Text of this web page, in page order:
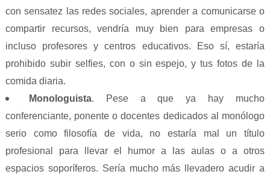
con sensatez las redes sociales, aprender a comunicarse o
compartir recursos, vendría muy bien para empresas o
incluso profesores y centros educativos. Eso sí, estaría
prohibido subir selfies, con o sin espejo, y tus fotos de la
comida diaria.
Monologuista. Pese a que ya hay mucho
conferenciante, ponente o docentes dedicados al monólogo
serio como filosofía de vida, no estaría mal un título
profesional para llevar el humor a las aulas o a otros
espacios soporíferos. Sería mucho más llevadero acudir a